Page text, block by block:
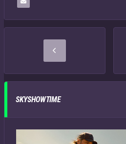
SKYSHOWTIME